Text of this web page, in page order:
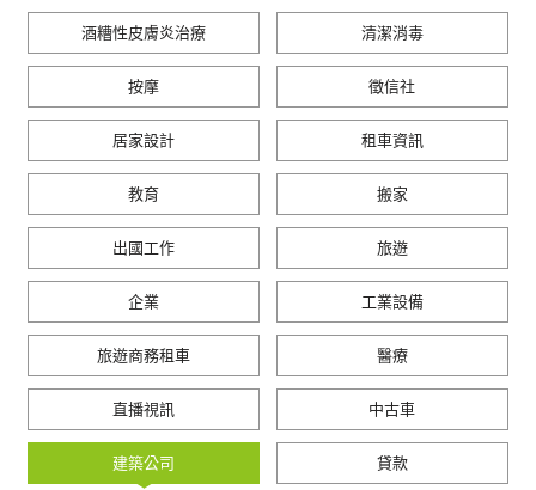
酒糟性皮膚炎治療 清潔消毒
按摩 徵信社
居家設計 租車資訊
教育 搬家
出國工作 旅遊
企業 工業設備
旅遊商務租車 醫療
直播視訊 中古車
建築公司 貸款